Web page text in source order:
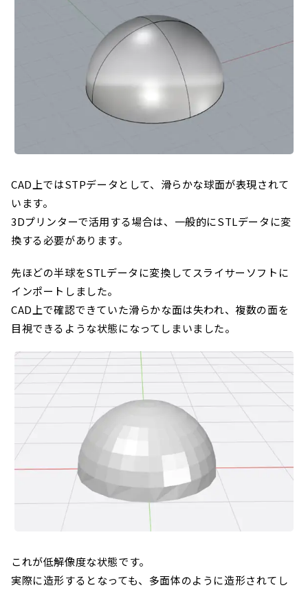
CAD上ではSTPデータとして、滑らかな球面が表現されて
います。
3Dプリンターで活用する場合は、一般的にSTLデータに変
換する必要があります。
先ほどの半球をSTLデータに変換してスライサーソフトに
インポートしました。
CAD上で確認できていた滑らかな面は失われ、複数の面を
目視できるような状態になってしまいました。
これが低解像度な状態です。
実際に造形するとなっても、多面体のように造形されてし